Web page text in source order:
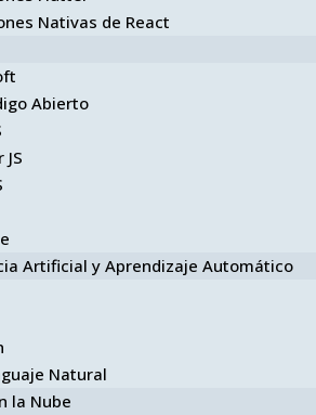
Nativas de React
Abierto
Artificial y Aprendizaje Automático
Natural
la Nube